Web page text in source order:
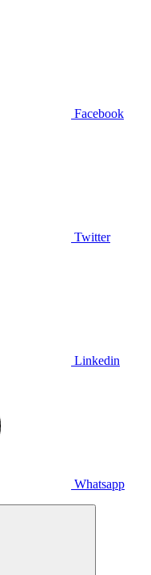
Facebook
Twitter
Linkedin
Whatsapp